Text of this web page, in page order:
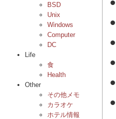
BSD
Unix
Windows
Computer
DC
Life
食
Health
Other
その他メモ
カラオケ
ホテル情報